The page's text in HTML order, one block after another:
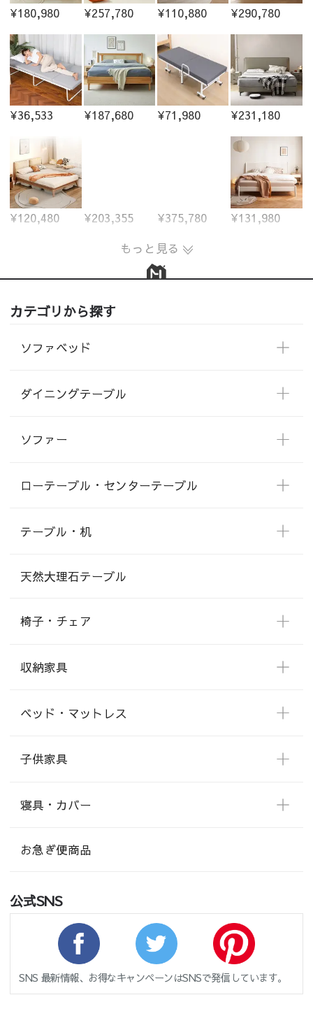
¥180,980 ¥257,780 ¥110,880 ¥290,780
¥36,533 ¥187,680 ¥71,980 ¥231,180
¥120,480 ¥203,355 ¥375,780
¥131,980
もっと見る
カテゴリから探す
ソファベッド
ダイニングテーブル
ソファー
ローテーブル・センターテーブル
テーブル・机
天然大理石テーブル
椅子・チェア
収納家具
ベッド・マットレス
子供家具
寝具・カバー
お急ぎ便商品
公式SNS
SNS 最新情報、お得なキャンペーンはSNSで発信しています。